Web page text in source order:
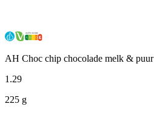
AH Choc chip chocolade melk & puur
1 .29
225 g